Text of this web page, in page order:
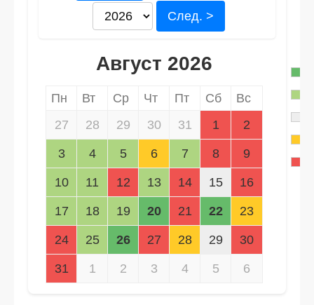
След. >
Август 2026
Пн Вт Ср Чт Пт Сб
Вс
27
28 29 30 31 1 2
3 4 5 6 7 8 9
10 11 12 13 14 15 16
17 18 19 20 21 22 23
24 25 26 27 28 29 30
31 1 2 3 4 5 6